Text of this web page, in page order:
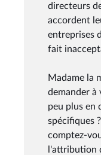
directeurs
accordent
entreprises
fait
Madame la
demander à
peu plus en
spécifiques
comptez-
l'attribution